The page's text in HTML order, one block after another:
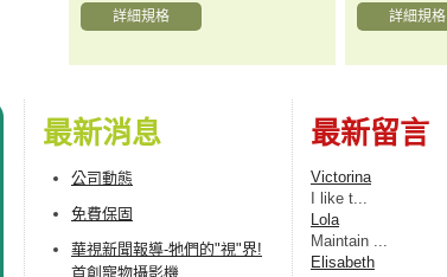
詳細規格 詳細規格
最新消息
公司動態
免費保固
華視新聞報導-牠們的"視"界!
首創寵物攝影機
最新留言
Victorina
I lіke t...
Lola
Maintain ...
Elisabeth